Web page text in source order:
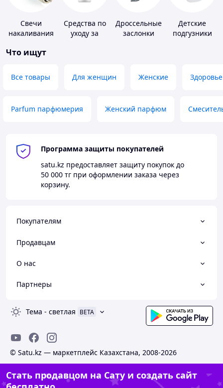
Свечи
накаливания
Средства по
уходу за
Дроссельные
заслонки
Детские
подгузники
Что ищут
Все товары Для женщин Женские Здоровье
Parfum парфюмерия Женский парфюм
Программа защиты покупателей
satu.kz предоставляет защиту покупок до
50 000 тг при оформлении заказа через
корзину.
Покупателям
Продавцам
О нас
Партнеры
Тема - светлая BETA
© Satu.kz — маркетплейс Казахстана, 2008-2026
Стать продавцом на Сату и создать сайт